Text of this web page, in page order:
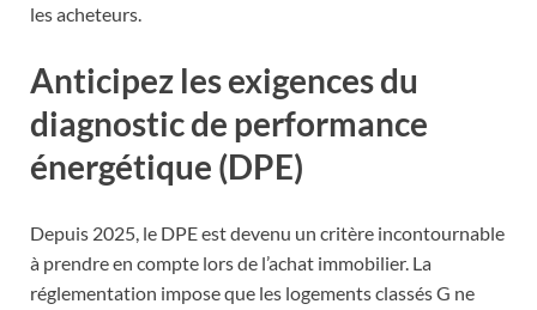
les acheteurs.
Anticipez les exigences du
diagnostic de performance
énergétique (DPE)
Depuis 2025, le DPE est devenu un critère incontournable
à prendre en compte lors de l’achat immobilier. La
réglementation impose que les logements classés G ne